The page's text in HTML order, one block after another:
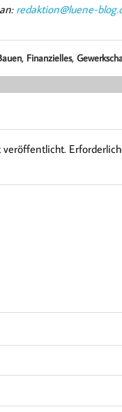
redaktion@luene-
, Finanzielles,
veröffentlicht.